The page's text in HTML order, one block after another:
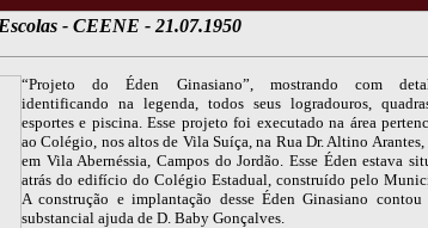
Escolas - CEENE - 21.07.1950
“Projeto do Éden Ginasiano”, mostrando com
identificando na legenda, todos seus logradouros,
esportes e piscina. Esse projeto foi executado na área
ao Colégio, nos altos de Vila Suíça, na Rua Dr. Altino Arantes,
em Vila Abernéssia, Campos do Jordão. Esse Éden estava
atrás do edifício do Colégio Estadual, construído pelo
A construção e implantação desse Éden Ginasiano contou
substancial ajuda de D. Baby Gonçalves.